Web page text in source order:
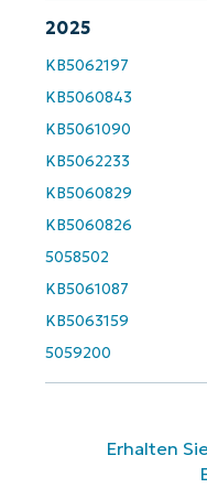
2025
KB5062197
KB5060843
KB5061090
KB5062233
KB5060829
KB5060826
5058502
KB5061087
KB5063159
5059200
Erhalten